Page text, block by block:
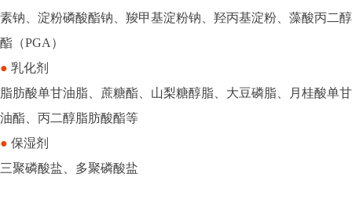
素钠、淀粉磷酸酯钠、羧甲基淀粉钠、羟丙基淀粉、藻酸丙二醇
酯（PGA）
● 乳化剂
脂肪酸单甘油脂、蔗糖酯、山梨糖醇脂、大豆磷脂、月桂酸单甘
油酯、丙二醇脂肪酸酯等
● 保湿剂
三聚磷酸盐、多聚磷酸盐